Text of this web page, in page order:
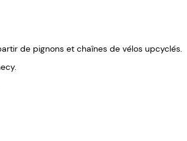
de pignons et chaînes de vélos upcyclés.